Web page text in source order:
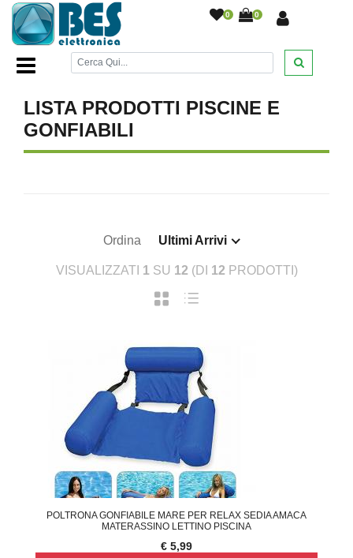
0 0
Home Page/ESTATE 2023 PISCINE E GONFIABILI/
LISTA PRODOTTI PISCINE E
GONFIABILI
Ordina Ultimi Arrivi
VISUALIZZATI 1 SU 12 (DI 12 PRODOTTI)
POLTRONA GONFIABILE MARE PER RELAX SEDIA AMACA
MATERASSINO LETTINO PISCINA
€ 5,99